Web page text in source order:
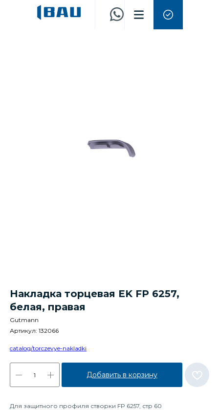
Накладка торцевая EK FP 6257,
белая, правая
Gutmann
Артикул: 132066
catalog/torczevye-nakladki
Добавить в корзину
Для защитного профиля створки FP 6257, стр 60